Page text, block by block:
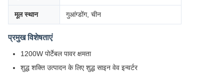
मूल स्थान गुआंग्डोंग, चीन
प्रमुख विशेषताएं
1200W पोर्टेबल पावर क्षमता
शुद्ध शक्ति उत्पादन के लिए शुद्ध साइन वेव इन्वर्टर